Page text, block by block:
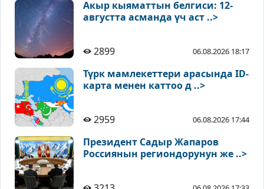
Акыр кыяматтын белгиси: 12-
августта асманда үч аст ..>
2899 06.08.2026 18:17
Түрк мамлекеттери арасында ID-
карта менен каттоо д ..>
2959 06.08.2026 17:44
Президент Садыр Жапаров
Россиянын региондорунун же ..>